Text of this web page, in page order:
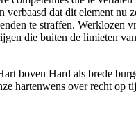
verbaasd dat dit element nu
te straffen. Werklozen
die buiten de limieten
boven Hard als brede
hartenwens over recht op